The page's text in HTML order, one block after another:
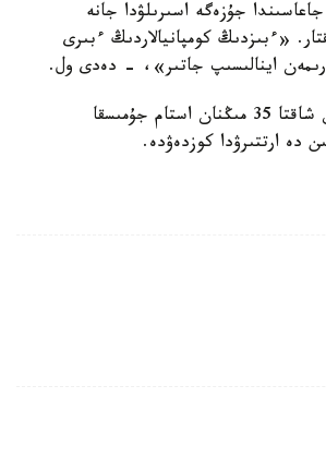
جۇزەگە اسىرىلۋدا جانە
ىشىندە 1500 ادام - قازاقستاندىقتار. «ءبىزدىڭ كومپانيالاردىڭ ءبىرى
اينالىسىپ جاتىر»، - دەدى ول.
باسپاءسوز ءماسليحاتىندا ءمالىم ەتىلگەنىندەي، يامالداعى جۇمىستار قىزعان شاقتا 35 مىڭنان استام جۇمىسقا
دە ارتتىرۋدا كوزدەۋدە.